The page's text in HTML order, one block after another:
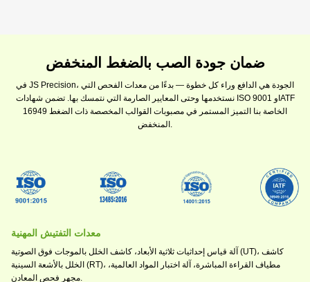
ضمان جودة الصب بالضغط المنخفض
في JS Precision، الجودة هي الدافع وراء كل خطوة — بدءًا من معدات الفحص التي
نستخدمها وحتى المعايير الصارمة التي نتمسك بها. تضمن شهادات ISO 9001 وIATF
16949 الخاصة بنا التميز المستمر في مصبوبات القوالب المخصصة ذات الضغط
المنخفض.
معدات التفتيش المهنية
آلة قياس إحداثيات ثلاثية الأبعاد، كاشف الخلل بالموجات فوق الصوتية (UT)، كاشف
الخلل بالأشعة السينية (RT)، مطياف القراءة المباشرة، آلة اختبار المواد العالمية،